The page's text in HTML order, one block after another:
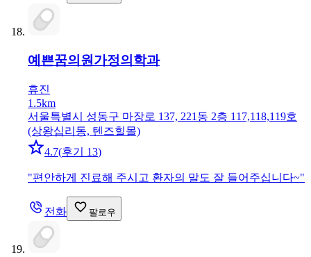
예쁜꿈의원 가정의학과
휴진
1.5km
서울특별시 성동구 마장로 137, 221동 2층 117,118,119호
(상왕십리동, 텐즈힐몰)
4.7(후기 13)
"편안하게 진료해 주시고 환자의 말도 잘 들어주십니다~"
전화 팔로우